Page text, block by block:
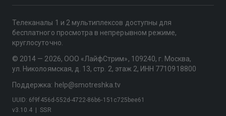
Телеканалы 1 и 2 мультиплексов доступны для
бесплатного просмотра в непрерывном режиме,
круглосуточно.
© 2014 — 2026, ООО «ЛайфСтрим», 109240, г. Москва,
ул. Николоямская, д. 13, стр. 2, этаж 2, ИНН 7710918800
Поддержка: help@smotreshka.tv
v3.10.4 SSR
UUID: 6f9f456d-552d-4722-86b6-151c725bee61